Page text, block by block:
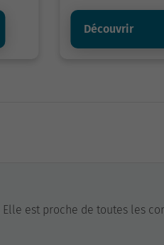
Découvrir
est proche de toutes les